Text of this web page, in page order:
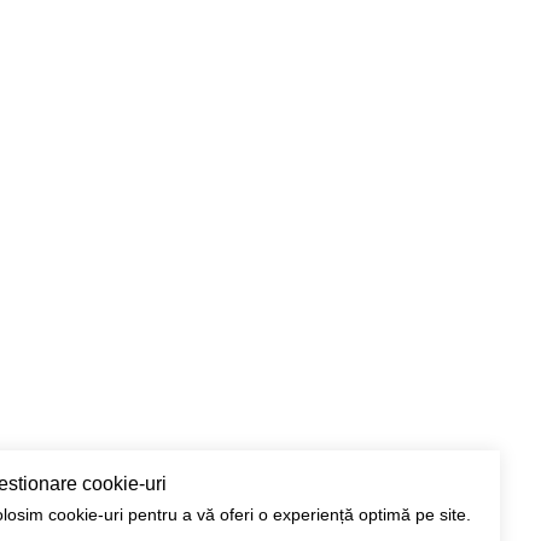
cookie-uri
cookie-uri pentru a vă oferi o experiență optimă pe site.